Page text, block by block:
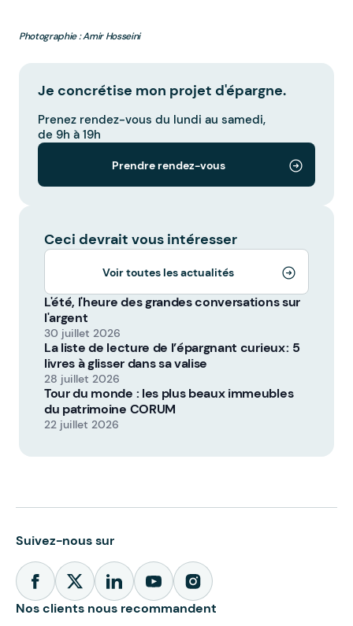
Photographie : Amir Hosseini
Je concrétise mon projet d'épargne.
Prenez rendez-vous du lundi au samedi,
de 9h à 19h
Prendre rendez-vous
Ceci devrait vous intéresser
Voir toutes les actualités
L'été, l'heure des grandes conversations sur
l'argent
30 juillet 2026
La liste de lecture de l’épargnant curieux : 5
livres à glisser dans sa valise
28 juillet 2026
Tour du monde : les plus beaux immeubles
du patrimoine CORUM
22 juillet 2026
Suivez-nous sur
Nos clients nous recommandent